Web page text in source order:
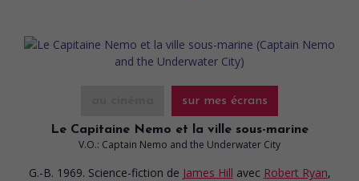
sur mes écrans
Le Capitaine Nemo et la ville sous-marine
V.O.: Captain Nemo and the Underwater City
G.-B. 1969. Science-fiction de James Hill avec Robert Ryan,